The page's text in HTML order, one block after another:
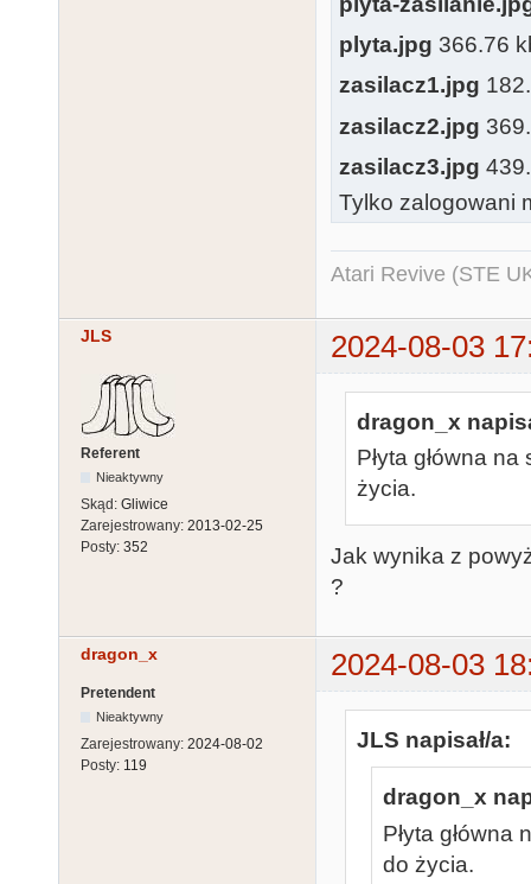
plyta.jpg 366.76
zasilacz1.jpg
zasilacz2.jpg
zasilacz3.jpg
Tylko zalogowani
Atari Revive (STE
JLS 2024-08-03
Referent
Nieaktywny
Skąd: Gliwice
Zarejestrowany: 2013-02-25
Posty: 352
dragon_x
Płyta główna
życia.
Jak wynika z
?
dragon_x 2024-08-03
Pretendent
Nieaktywny
Zarejestrowany: 2024-08-02
Posty: 119
JLS napisał/a:
dragon_x
Płyta główna
do życia.